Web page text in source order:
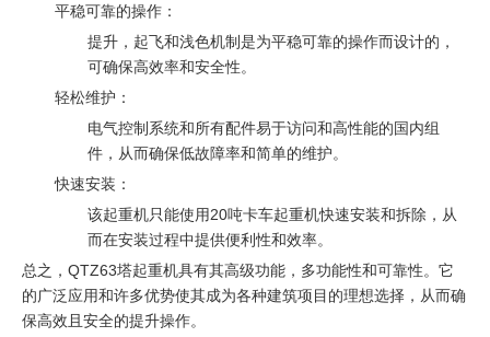
平稳可靠的操作：
提升，起飞和浅色机制是为平稳可靠的操作而设计的，
可确保高效率和安全性。
轻松维护：
电气控制系统和所有配件易于访问和高性能的国内组
件，从而确保低故障率和简单的维护。
快速安装：
该起重机只能使用20吨卡车起重机快速安装和拆除，从
而在安装过程中提供便利性和效率。
总之，QTZ63塔起重机具有其高级功能，多功能性和可靠性。它
的广泛应用和许多优势使其成为各种建筑项目的理想选择，从而确
保高效且安全的提升操作。